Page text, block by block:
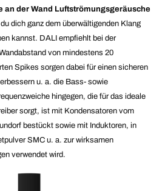
an der Wand Luftströmungsgeräusche
dich ganz dem überwältigenden Klang
kannst. DALI empfiehlt bei der
von mindestens 20
Spikes sorgen dabei für einen sicheren
u. a. die Bass- sowie
hingegen, die für das ideale
sorgt, ist mit Kondensatoren vom
bestückt sowie mit Induktoren, in
SMC u. a. zur wirksamen
verwendet wird.